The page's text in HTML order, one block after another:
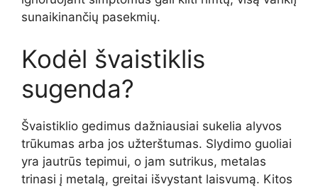
sunaikinančių pasekmių.
Kodėl švaistiklis
sugenda?
Švaistiklio gedimus dažniausiai sukelia alyvos
trūkumas arba jos užterštumas. Slydimo guoliai
yra jautrūs tepimui, o jam sutrikus, metalas
trinasi į metalą, greitai išvystant laisvumą. Kitos